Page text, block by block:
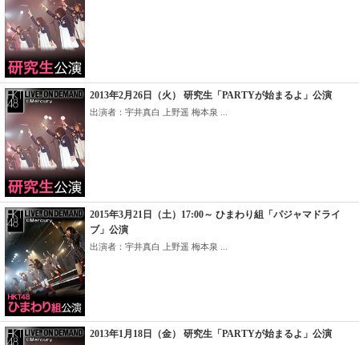
2013年2月26日（火） 研究生「PARTYが始まるよ」公演
出演者：宇井真白 上野遥 梅本泉 ...
2015年3月21日（土）17:00～ ひまわり組「パジャマドライ
ブ」公演
出演者：宇井真白 上野遥 梅本泉 ...
2013年1月18日（金） 研究生「PARTYが始まるよ」公演